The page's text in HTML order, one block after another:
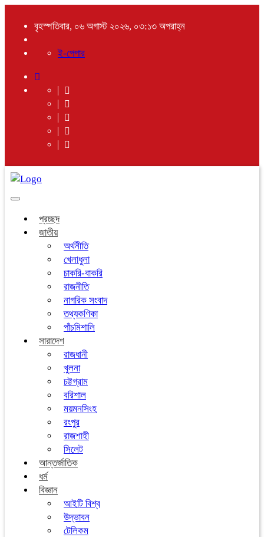
বৃহস্পতিবার, ০৬ অগাস্ট ২০২৬, ০৩:১৩ অপরাহ্ন
ই-পেপার
Toggle
প্রচ্ছদ
জাতীয়
অর্থনীতি
খেলাধুলা
চাকরি-বাকরি
রাজনীতি
নাগরিক সংবাদ
তথ্যকণিকা
পাঁচমিশালি
সারাদেশ
রাজধানী
খুলনা
চট্টগ্রাম
বরিশাল
ময়মনসিংহ
রংপুর
রাজশাহী
সিলেট
আন্তর্জাতিক
ধর্ম
বিজ্ঞান
আইটি বিশ্ব
উদ্ভাবন
টেলিকম